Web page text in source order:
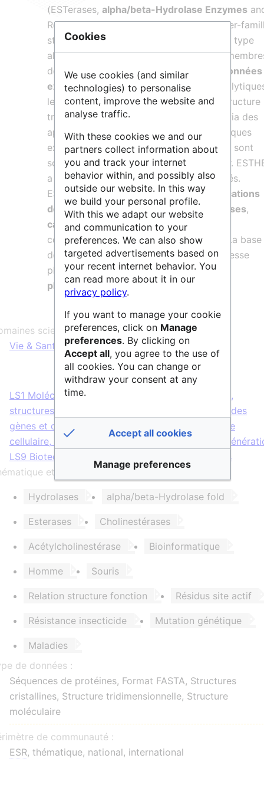
(ESTerases, alpha/beta-Hydrolase Enzymes
Relatives) recense les analyses de la super-
structurale des protéines à repliement de type
alpha/beta hydrolase. Pour nombre des
de cette super-famille, de nombreuses
données
expérimentalessur les mécanismes
les mutations naturelles ou induites, la structure
tridimensionnelle, etc. ont été obtenues via des
approches conceptuelles et méthodologiques
extrêmement diverses, mais ces données sont
souvent dispersées et difficiles à corréler.
a été créée pour répondre à ces difficultés.
ESTHER combine les différentesclassifications
des enzymes (bacterial lipases ,peptidases,
carboxylesterases) utilisées par des
communautés distinctes de chercheurs. La base
de données est enaccès libre. Elle intéresse
plusieursdomaines agro-industriels et
pharmaceutiques.
scientifiques :
Vie & Santé
LS1 Molécules de la vie : Mécanismes biologiques,
structures et fonctions
LS2 Biologie intégrative : des
gènes et des génomes aux systèmes
LS3 Biologie
cellulaire, développement, cellules souches et
LS9 Biotechnologie et ingénierie des biosystèmes
et/ou mots clés :
Hydrolases alpha/beta-Hydrolase fold
Esterases Cholinestérases
Acétylcholinestérase Bioinformatique
Homme Souris
Relation structure fonction Résidus site actif
Résistance insecticide Mutation génétique
Maladies
de données :
Séquences de protéines, Format FASTA, Structures
cristallines, Structure tridimensionnelle, Structure
moléculaire
de communauté :
ESR, thématique, national, international
Cookies
We use cookies (and similar
technologies) to personalise
content, improve the website and
analyse traffic.
With these cookies we and our
partners collect information about
you and track your internet
behavior within, and possibly also
outside our website. In this way
we build your personal profile.
With this we adapt our website
and communication to your
preferences. We can also show
targeted advertisements based on
your recent internet behavior. You
can read more about it in our
privacy policy.
If you want to manage your cookie
preferences, click on Manage
preferences. By clicking on
Accept all, you agree to the use of
all cookies. You can change or
withdraw your consent at any
time.
Accept all cookies
Manage preferences